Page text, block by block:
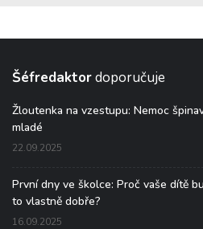
Šéfredaktordoporučuje
Žloutenka na vzestupu: Nemoc
mladé
22.09.2025
První dny ve školce: Proč vaše dítě
to vlastně dobře?
16.09.2025